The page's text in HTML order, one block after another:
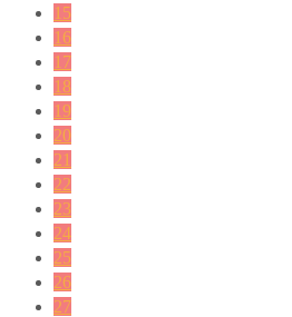
15
16
17
18
19
20
21
22
23
24
25
26
27